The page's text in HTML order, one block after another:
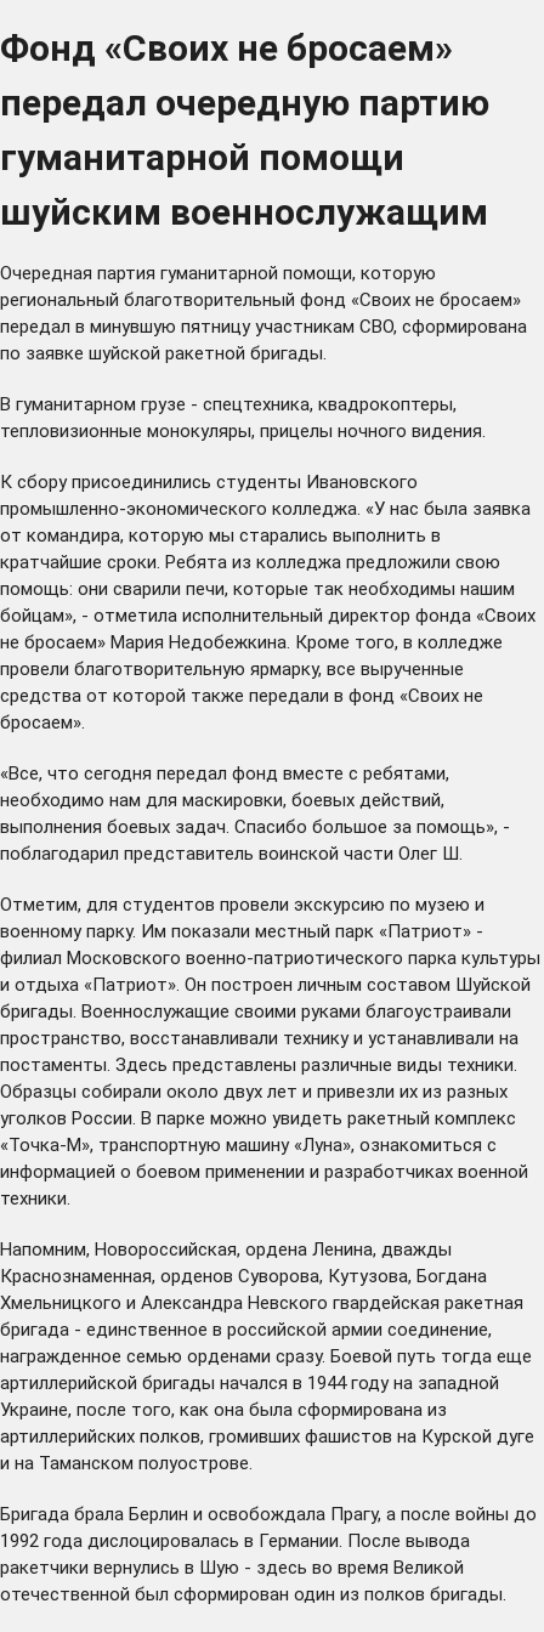
Фонд «Своих не бросаем»
передал очередную партию
гуманитарной помощи
шуйским военнослужащим
Очередная партия гуманитарной помощи, которую
региональный благотворительный фонд «Своих не бросаем»
передал в минувшую пятницу участникам СВО, сформирована
по заявке шуйской ракетной бригады.
В гуманитарном грузе - спецтехника, квадрокоптеры,
тепловизионные монокуляры, прицелы ночного видения.
К сбору присоединились студенты Ивановского
промышленно-экономического колледжа. «У нас была заявка
от командира, которую мы старались выполнить в
кратчайшие сроки. Ребята из колледжа предложили свою
помощь: они сварили печи, которые так необходимы нашим
бойцам», - отметила исполнительный директор фонда «Своих
не бросаем» Мария Недобежкина. Кроме того, в колледже
провели благотворительную ярмарку, все вырученные
средства от которой также передали в фонд «Своих не
бросаем».
«Все, что сегодня передал фонд вместе с ребятами,
необходимо нам для маскировки, боевых действий,
выполнения боевых задач. Спасибо большое за помощь», -
поблагодарил представитель воинской части Олег Ш.
Отметим, для студентов провели экскурсию по музею и
военному парку. Им показали местный парк «Патриот» -
филиал Московского военно-патриотического парка культуры
и отдыха «Патриот». Он построен личным составом Шуйской
бригады. Военнослужащие своими руками благоустраивали
пространство, восстанавливали технику и устанавливали на
постаменты. Здесь представлены различные виды техники.
Образцы собирали около двух лет и привезли их из разных
уголков России. В парке можно увидеть ракетный комплекс
«Точка-М», транспортную машину «Луна», ознакомиться с
информацией о боевом применении и разработчиках военной
техники.
Напомним, Новороссийская, ордена Ленина, дважды
Краснознаменная, орденов Суворова, Кутузова, Богдана
Хмельницкого и Александра Невского гвардейская ракетная
бригада - единственное в российской армии соединение,
награжденное семью орденами сразу. Боевой путь тогда еще
артиллерийской бригады начался в 1944 году на западной
Украине, после того, как она была сформирована из
артиллерийских полков, громивших фашистов на Курской дуге
и на Таманском полуострове.
Бригада брала Берлин и освобождала Прагу, а после войны до
1992 года дислоцировалась в Германии. После вывода
ракетчики вернулись в Шую - здесь во время Великой
отечественной был сформирован один из полков бригады.